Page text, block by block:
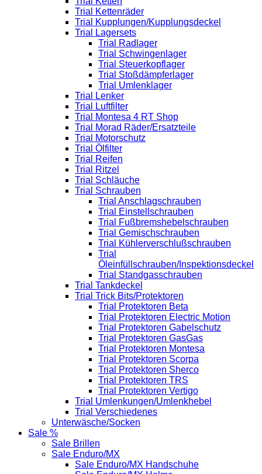
Trial Kettenräder
Trial Kupplungen/Kupplungsdeckel
Trial Lagersets
Trial Radlager
Trial Schwingenlager
Trial Steuerkopflager
Trial Stoßdämpferlager
Trial Umlenklager
Trial Lenker
Trial Luftfilter
Trial Montesa 4 RT Shop
Trial Morad Räder/Ersatzteile
Trial Motorschutz
Trial Ölfilter
Trial Reifen
Trial Ritzel
Trial Schläuche
Trial Schrauben
Trial Anschlagschrauben
Trial Einstellschrauben
Trial Fußbremshebelschrauben
Trial Gemischschrauben
Trial Kühlerverschlußschrauben
Trial
Öleinfüllschrauben/Inspektionsdeckel
Trial Standgasschrauben
Trial Tankdeckel
Trial Trick Bits/Protektoren
Trial Protektoren Beta
Trial Protektoren Electric Motion
Trial Protektoren Gabelschutz
Trial Protektoren GasGas
Trial Protektoren Montesa
Trial Protektoren Scorpa
Trial Protektoren Sherco
Trial Protektoren TRS
Trial Protektoren Vertigo
Trial Umlenkungen/Umlenkhebel
Trial Verschiedenes
Unterwäsche/Socken
Sale %
Sale Brillen
Sale Enduro/MX
Sale Enduro/MX Handschuhe